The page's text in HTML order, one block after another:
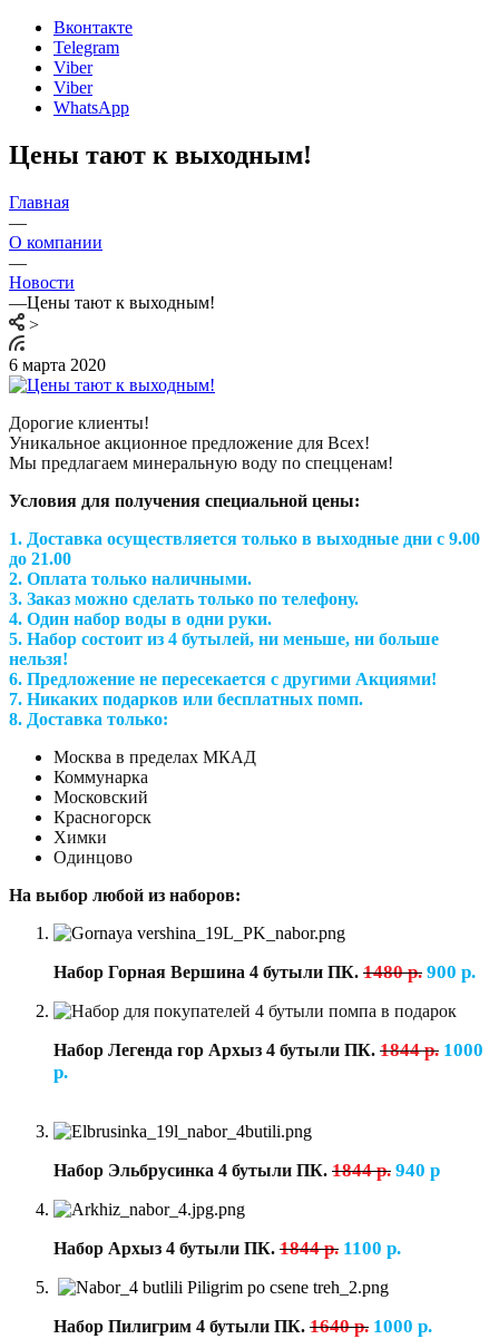
Вконтакте
Telegram
Viber
Viber
WhatsApp
Цены тают к выходным!
Главная
—
О компании
—
Новости
—Цены тают к выходным!
>
6 марта 2020
Дорогие клиенты!
Уникальное акционное предложение для Всех!
Мы предлагаем минеральную воду по спецценам!
Условия для получения специальной цены:
1. Доставка осуществляется только в выходные дни с 9.00
до 21.00
2. Оплата только наличными.
3. Заказ можно сделать только по телефону.
4. Один набор воды в одни руки.
5. Набор состоит из 4 бутылей, ни меньше, ни больше
нельзя!
6. Предложение не пересекается с другими Акциями!
7. Никаких подарков или бесплатных помп.
8. Доставка только:
Москва в пределах МКАД
Коммунарка
Московский
Красногорск
Химки
Одинцово
На выбор любой из наборов:
Набор Горная Вершина 4 бутыли ПК. 1480 р. 900 р.
Набор Легенда гор Архыз 4 бутыли ПК. 1844 р. 1000
р.
Набор Эльбрусинка 4 бутыли ПК. 1844 р. 940 р
Набор Архыз 4 бутыли ПК. 1844 р. 1100 р.
Набор Пилигрим 4 бутыли ПК. 1640 р. 1000 р.